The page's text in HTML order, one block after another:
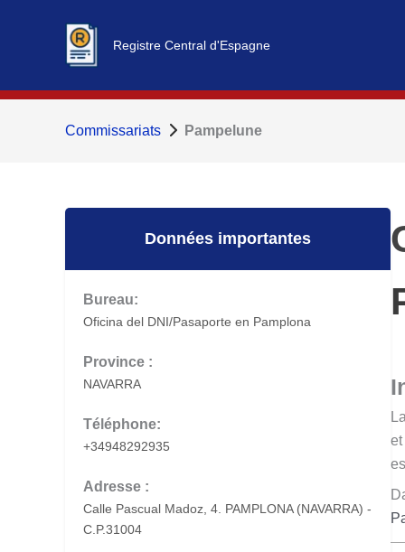
Registre Central d'Espagne
Commissariats Pampelune
Données importantes
Bureau:
Oficina del DNI/Pasaporte en Pamplona
Province :
NAVARRA
Téléphone:
+34948292935
Adresse :
Calle Pascual Madoz, 4. PAMPLONA (NAVARRA) -
C.P.31004
et